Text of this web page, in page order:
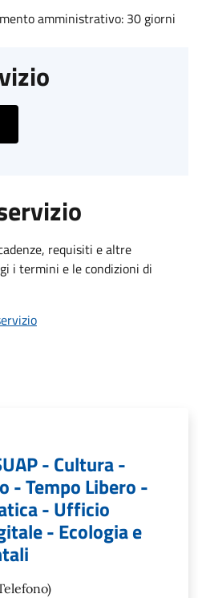
amministrativo: 30 giorni
requisiti e altre
i termini e le condizioni di
- Cultura -
- Tempo Libero -
- Ufficio
- Ecologia e